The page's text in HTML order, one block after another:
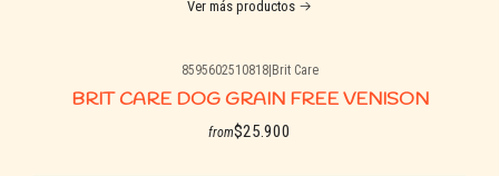
Análisis nutricional (estimado)
Ver más productos
8595602510818| Brit Care
BRIT CARE DOG GRAIN FREE VENISON
from$25.900